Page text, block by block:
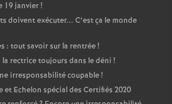
d
e
S
19 janvier!
doivent exécuter... C’est ça le monde
: tout savoir sur la rentrée!
la rectrice toujours dans le déni !
irresponsabilité coupable!
et Echelon spécial des Certifiés 2020